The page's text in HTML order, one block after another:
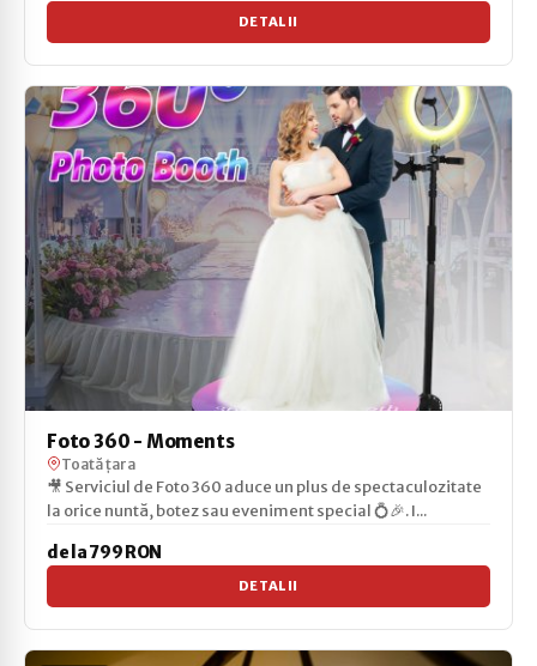
DETALII
Foto 360 - Moments
Toată țara
🎥 Serviciul de Foto 360 aduce un plus de spectaculozitate
la orice nuntă, botez sau eveniment special 💍🎉. I...
de la 799 RON
DETALII